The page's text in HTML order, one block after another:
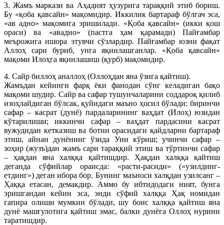
3. Жамъ маркази ва Аҳадият ҳузурига тараққий этиб бориш.
Бу «қоба қавсайн» мақомидир. Иккилик бартараф бўлгач эса,
«ав адно» мақомига эришилади. «Қоба қавсайн» (икки қош
ораси) ва «авадно» (пастга ҳам қарамади) Пайғамбар
меърожига ишора этувчи сўзлардир. Пайғамбар юзни фақат
Аллоҳ сари буриб, унга яқинлашганлар. «Қоба қавсайн»
мақоми Илоҳга яқинлашиш (қурб) мақомидир.
4. Сайр биллоҳ аналлоҳ (Оллоҳдан яна ўзига қайтиш).
Жамъдан кейинги фарқ ёки фанодан сўнг келадиган бақо
мақоми шудир. Сайр ва сафар тушунчаларини соддароқ қилиб
изоҳлайдиган бўлсак, қуйидаги маъно ҳосил бўлади: биринчи
сафар – касрат (дунё) пардаларининг ваҳдат (Илоҳ) юзидан
кўтарилиши; иккинчи сафар – ваҳдат пардасини касрат
вужудидан кетказиш ва ботин орасидаги қайдларни бартараф
этиш, айнан дунёнинг ўзида Уни кўриш; учинчи сафар –
зоҳир (жузъ)дан жамъ сари тараққий этиш ва тўртинчи сафар
– ҳақдан яна халққа қайтишдир. Ҳақдан халққа қайтиш
деганда сўфийлар ораисда: «расти-расиди» («узилдинг-
етдинг») деган ибора бор. Бунинг маъноси халқдан узилсанг –
Ҳаққа етасан, демакдир. Аммо бу ибтидодаги ният, бунга
эришгандан кейин эса, энди сўфий халққа Ҳақ номидан
гапира олиши мумкин бўлади, шу боис халққа қайтиш яна
дунё машғулотига қайтиш эмас, балки дунёга Оллоҳ нурини
таратишдир.